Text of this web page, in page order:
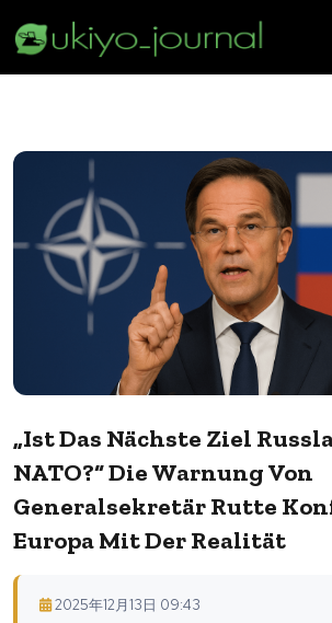
„Ist Das Nächste Ziel
NATO?“ Die Warnung Von
Generalsekretär Rutte
Europa Mit Der Realität
2025年12月13日 09:43